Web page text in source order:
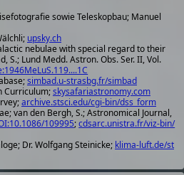
sowie Teleskopbau; Manuel
upsky.ch
nebulae with special regard to their
S.; Lund Medd. Astron. Obs. Ser. II, Vol.
simbad.u-strasbg.fr/simbad
Curriculum;skysafariastronomy.com
archive.stsci.edu/cgi-bin/dss_form
van den Bergh, S.; Astronomical Journal,
109995;cdsarc.unistra.fr/viz-bin/
Dr. Wolfgang Steinicke; klima-luft.de/st